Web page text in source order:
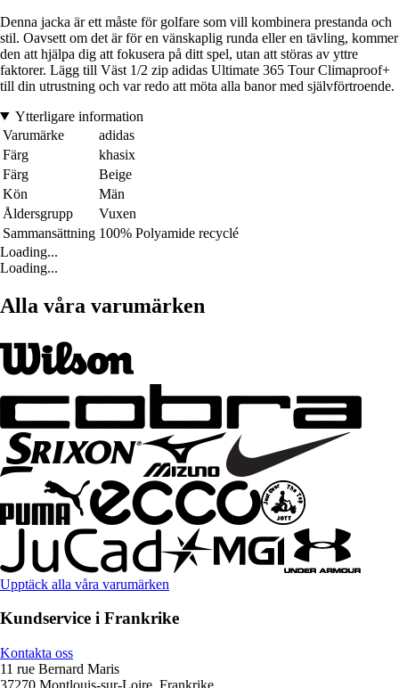
Denna jacka är ett måste för golfare som vill kombinera prestanda och
stil. Oavsett om det är för en vänskaplig runda eller en tävling, kommer
den att hjälpa dig att fokusera på ditt spel, utan att störas av yttre
faktorer. Lägg till Väst 1/2 zip adidas Ultimate 365 Tour Climaproof+
till din utrustning och var redo att möta alla banor med självförtroende.
Ytterligare information
Varumärke
adidas
Färg
khasix
Färg
Beige
Kön
Män
Åldersgrupp
Vuxen
Sammansättning 100% Polyamide recyclé
Loading...
Loading...
Alla våra varumärken
Upptäck alla våra varumärken
Kundservice i Frankrike
Kontakta oss
11 rue Bernard Maris
37270 Montlouis-sur-Loire, Frankrike